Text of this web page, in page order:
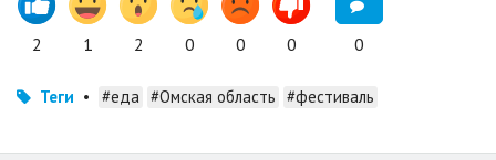
2 1 2 0 0 0 0
Теги • #еда #Омская область #фестиваль